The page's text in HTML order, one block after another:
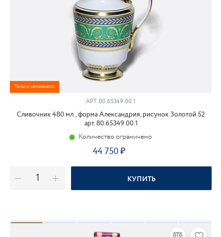
Только самовывоз
АРТ. 80.65349.00.1
Сливочник 480 мл., форма Александрия, рисунок Золотой 52
арт. 80.65349.00.1
Количество ограничено
44 750
КУПИТЬ